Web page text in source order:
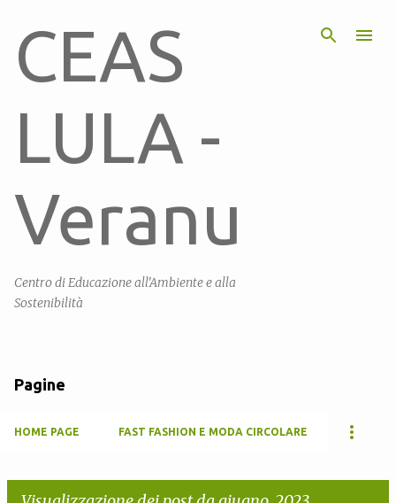
CEAS
LULA -
Veranu
Centro di Educazione all'Ambiente e alla
Sostenibilità
Pagine
HOME PAGE FAST FASHION E MODA CIRCOLARE